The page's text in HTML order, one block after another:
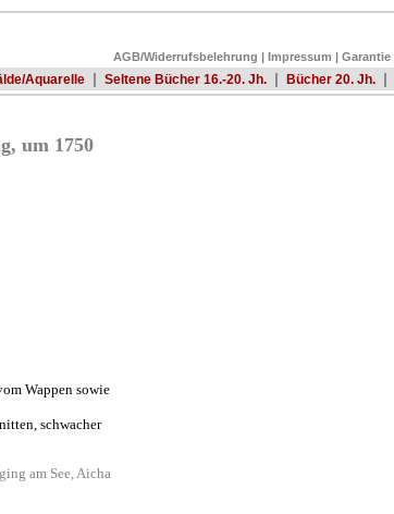
AGB/Widerrufsbelehrung | Impressum | Garantie
Aquarelle | Seltene Bücher 16.-20. Jh. | Bücher 20. Jh. |
um 1750
Wappen sowie
schwacher
am See, Aicha